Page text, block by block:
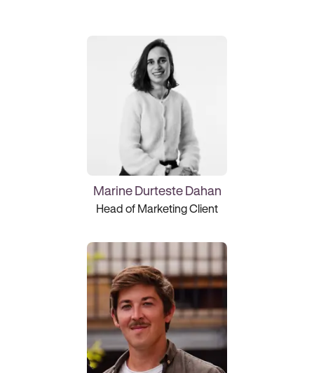
Marine Durteste Dahan
Head of Marketing Client